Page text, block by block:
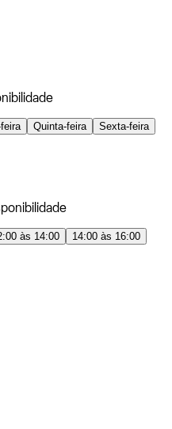
Quinta-feira
Sexta-feira
às 14:00
14:00 às 16:00